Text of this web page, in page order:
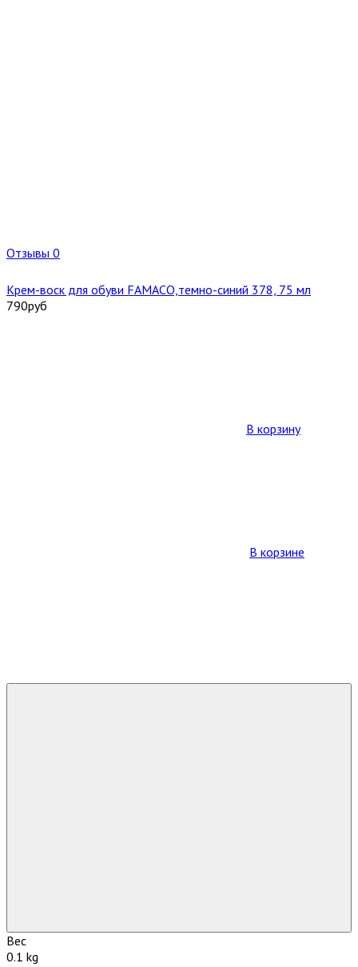
Отзывы 0
Крем-воск для обуви FAMACO,темно-синий 378, 75 мл
790руб
В корзину
В корзине
Вес
0.1 kg